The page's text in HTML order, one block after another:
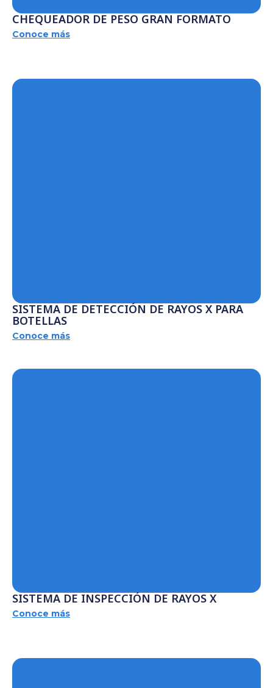
CHEQUEADOR DE PESO GRAN FORMATO
Conoce más
SISTEMA DE DETECCIÓN DE RAYOS X PARA
BOTELLAS
Conoce más
SISTEMA DE INSPECCIÓN DE RAYOS X
Conoce más